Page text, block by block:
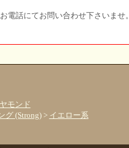
電話にてお問い合わせ下さいませ。
モンド
グ (Strong)> イエロー系